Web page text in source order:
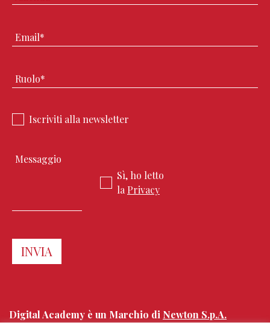
Iscriviti alla newsletter
Sì, ho letto
la Privacy
Digital Academy è un Marchio di Newton S.p.A.